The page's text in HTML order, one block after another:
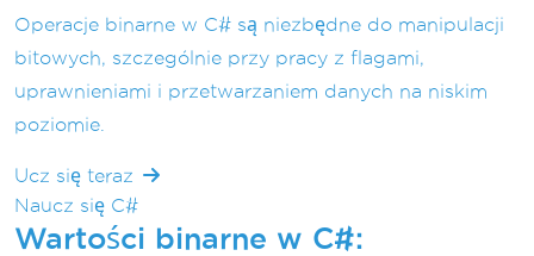
Operacje binarne w C# są niezbędne do manipulacji
bitowych, szczególnie przy pracy z flagami,
uprawnieniami i przetwarzaniem danych na niskim
poziomie.
Ucz się teraz
Naucz się C#
Wartości binarne w C#: